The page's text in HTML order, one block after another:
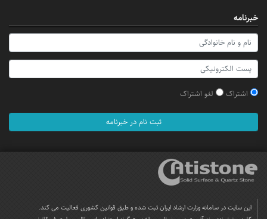
خبرنامه
اشتراک لغو اشتراک
ثبت نام در خبرنامه
این سایت در سامانه وزارت ارشاد ایران ثبت شده و طبق قوانین کشوری فعالیت می کند.